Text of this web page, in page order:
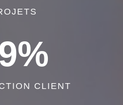
%
CLIENT